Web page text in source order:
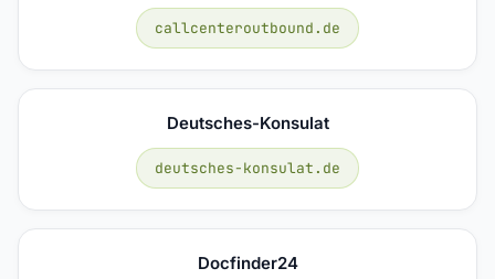
callcenteroutbound.de
Deutsches-Konsulat
deutsches-konsulat.de
Docfinder24